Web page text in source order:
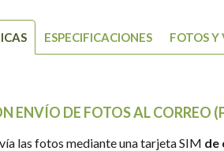
ESPECIFICACIONES FOTOS Y
ENVÍO DE FOTOS AL CORREO
las fotos mediante una tarjeta SIM de